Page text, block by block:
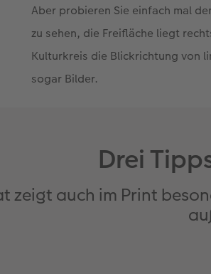
Aber probieren Sie einfach mal
zu sehen, die Freifläche liegt
Kulturkreis die Blickrichtung von
sogar Bilder.
Drei
zeigt auch im Print